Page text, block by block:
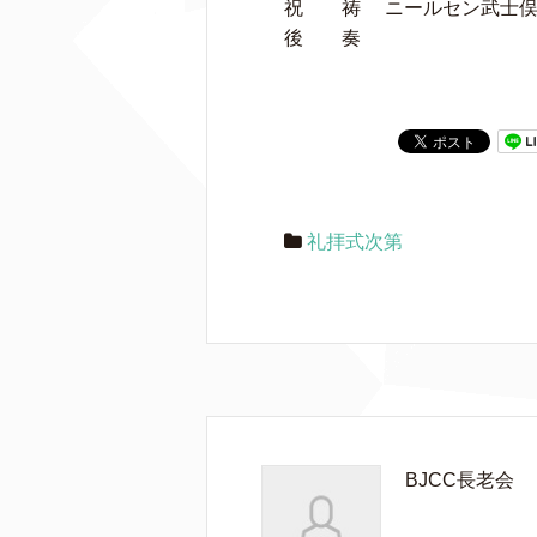
祝 祷 ニールセン武士
後 奏
礼拝式次第
BJCC長老会